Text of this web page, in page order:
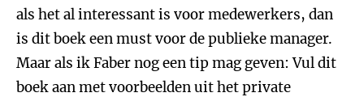
als het al interessant is voor medewerkers, dan
is dit boek een must voor de publieke manager.
Maar als ik Faber nog een tip mag geven: Vul dit
boek aan met voorbeelden uit het private